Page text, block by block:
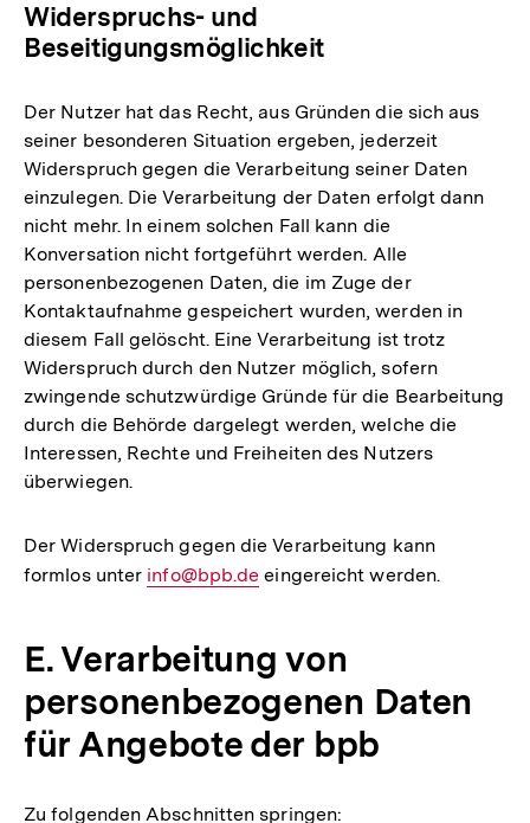
Widerspruchs- und
Beseitigungsmöglichkeit
Der Nutzer hat das Recht, aus Gründen die sich aus
seiner besonderen Situation ergeben, jederzeit
Widerspruch gegen die Verarbeitung seiner Daten
einzulegen. Die Verarbeitung der Daten erfolgt dann
nicht mehr. In einem solchen Fall kann die
Konversation nicht fortgeführt werden. Alle
personenbezogenen Daten, die im Zuge der
Kontaktaufnahme gespeichert wurden, werden in
diesem Fall gelöscht. Eine Verarbeitung ist trotz
Widerspruch durch den Nutzer möglich, sofern
zwingende schutzwürdige Gründe für die Bearbeitung
durch die Behörde dargelegt werden, welche die
Interessen, Rechte und Freiheiten des Nutzers
überwiegen.
Der Widerspruch gegen die Verarbeitung kann
formlos unter E-
info@bpb.de eingereicht werden.
E. Verarbeitung von
personenbezogenen Daten
für Angebote der bpb
Zu folgenden Abschnitten springen: